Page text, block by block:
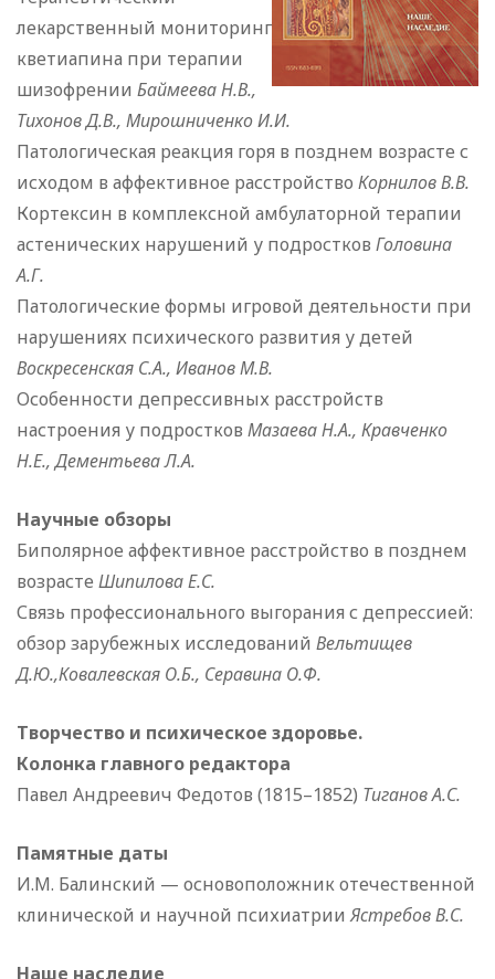
лекарственный мониторинг
кветиапина при терапии
шизофрении Баймеева Н.В.,
Тихонов Д.В., Мирошниченко И.И.
Патологическая реакция горя в позднем возрасте с
исходом в аффективное расстройство Корнилов В.В.
Кортексин в комплексной амбулаторной терапии
астенических нарушений у подростков Головина
А.Г.
Патологические формы игровой деятельности при
нарушениях психического развития у детей
Воскресенская С.А., Иванов М.В.
Особенности депрессивных расстройств
настроения у подростков Мазаева Н.А., Кравченко
Н.Е., Дементьева Л.А.
Научные обзоры
Биполярное аффективное расстройство в позднем
возрасте Шипилова Е.С.
Связь профессионального выгорания с депрессией:
обзор зарубежных исследований Вельтищев
Д.Ю.,Ковалевская О.Б., Серавина О.Ф.
Творчество и психическое здоровье.
Колонка главного редактора
Павел Андреевич Федотов (1815–1852) Тиганов А.С.
Памятные даты
И.М. Балинский — основоположник отечественной
клинической и научной психиатрииЯстребов В.С.
Наше наследие